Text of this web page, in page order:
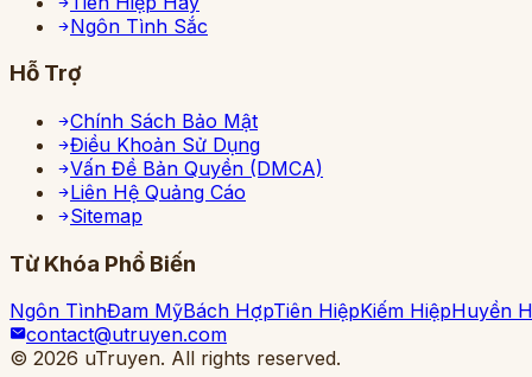
Ngôn Tình Sắc
Hỗ Trợ
Chính Sách Bảo Mật
Điều Khoản Sử Dụng
Vấn Đề Bản Quyền (DMCA)
Liên Hệ Quảng Cáo
Sitemap
Từ Khóa Phổ Biến
Ngôn TìnhĐam MỹBách HợpTiên HiệpKiếm HiệpHuyền
contact@utruyen.com
© 2026 uTruyen. All rights reserved.